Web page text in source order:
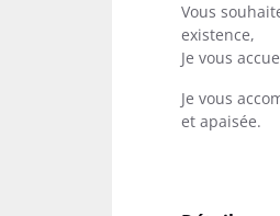
Vous
existence,
Je vous
Je vous
et apaisée.